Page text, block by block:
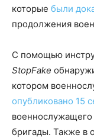
которые были
продолжения
С помощью
StopFake
котором
опубликовано 15
военнослужащего
бригады. Также в